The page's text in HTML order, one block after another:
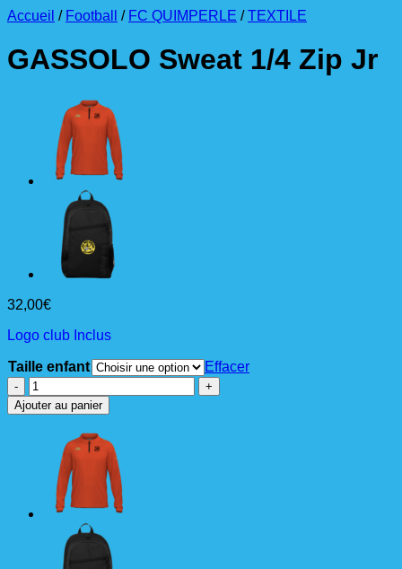
Accueil / Football / FC QUIMPERLE / TEXTILE
GASSOLO Sweat 1/4 Zip Jr
32,00€
Logo club Inclus
Taille enfant
Effacer
quantité
de
GASSOLO
Ajouter au panier